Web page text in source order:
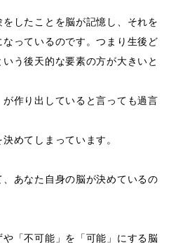
したことを脳が記憶し、それを
っているのです。つまり生後ど
う後天的な要素の方が大きいと
作り出していると言っても過言
めてしまっています。
あなた自身の脳が決めているの
「不可能」を「可能」にする脳